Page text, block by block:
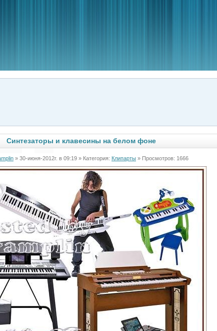
Синтезаторы и клавесины на белом фоне
» 30-июня-2012г. в 09:19 » Категория: Клипарты » Просмотров: 1666